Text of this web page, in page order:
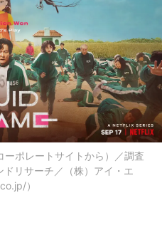
ーポレートサイトから）／調査
リサーチ／（株）アイ・エ
）